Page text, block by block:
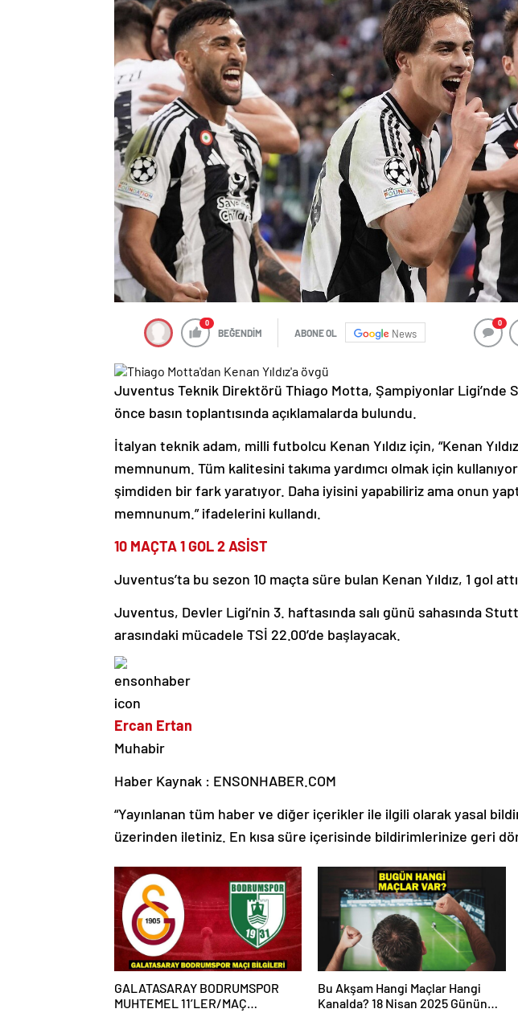
0
BEĞENDİM ABONE OL News
0
Juventus Teknik Direktörü Thiago Motta, Şampiyonlar Ligi’nde
önce basın toplantısında açıklamalarda bulundu.
İtalyan teknik adam, milli futbolcu Kenan Yıldız için, “Kenan
memnunum. Tüm kalitesini takıma yardımcı olmak için
şimdiden bir fark yaratıyor. Daha iyisini yapabiliriz ama onun
memnunum.” ifadelerini kullandı.
10 MAÇTA 1 GOL 2 ASİST
Juventus’ta bu sezon 10 maçta süre bulan Kenan Yıldız, 1 gol
Juventus, Devler Ligi’nin 3. haftasında salı günü sahasında
arasındaki mücadele TSİ 22.00’de başlayacak.
Ercan Ertan
Muhabir
Haber Kaynak : ENSONHABER.COM
“Yayınlanan tüm haber ve diğer içerikler ile ilgili olarak yasal
üzerinden iletiniz. En kısa süre içerisinde bildirimlerinize geri
GALATASARAY BODRUMSPOR
MUHTEMEL 11’LER/MAÇ
Bu Akşam Hangi Maçlar Hangi
Kanalda? 18 Nisan 2025 Günün